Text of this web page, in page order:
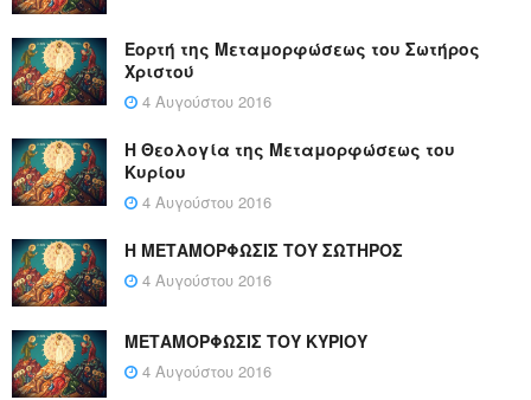
Εορτή της Μεταμορφώσεως του Σωτήρος
Χριστού
4 Αυγούστου 2016
Η Θεολογία της Μεταμορφώσεως του
Κυρίου
4 Αυγούστου 2016
Η ΜΕΤΑΜΟΡΦΩΣΙΣ ΤΟΥ ΣΩΤΗΡΟΣ
4 Αυγούστου 2016
ΜΕΤΑΜΟΡΦΩΣΙΣ ΤΟΥ ΚΥΡΙΟΥ
4 Αυγούστου 2016